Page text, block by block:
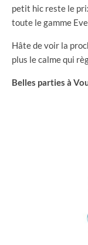
petit hic reste le
toute le gamme
Hâte de voir la
plus le calme qui
Belles parties à